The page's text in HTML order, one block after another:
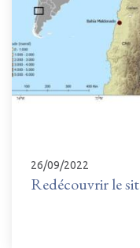
26/09/2022
Redécouvrir le